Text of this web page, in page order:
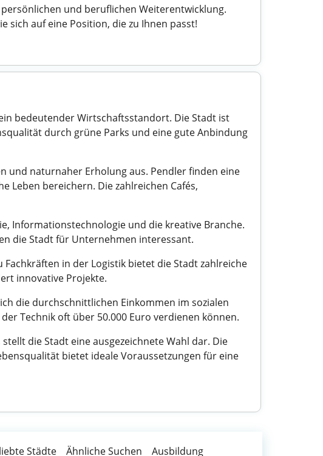
und beruflichen Weiterentwicklung.
sich auf eine Position, die zu Ihnen passt!
bedeutender Wirtschaftsstandort. Die Stadt ist
durch grüne Parks und eine gute Anbindung
und naturnaher Erholung aus. Pendler finden eine
Leben bereichern. Die zahlreichen Cafés,
Informationstechnologie und die kreative Branche.
die Stadt für Unternehmen interessant.
in der Logistik bietet die Stadt zahlreiche
innovative Projekte.
die durchschnittlichen Einkommen im sozialen
Technik oft über 50.000 Euro verdienen können.
die Stadt eine ausgezeichnete Wahl dar. Die
bietet ideale Voraussetzungen für eine
Städte Ähnliche Suchen Ausbildung